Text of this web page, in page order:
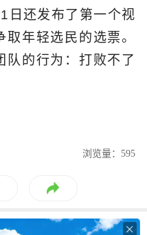
日还发布了第一个视
年轻选民的选票。
队的行为：打败不了
浏览量：595
